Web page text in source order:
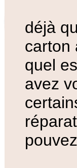
déjà
carton
quel
avez